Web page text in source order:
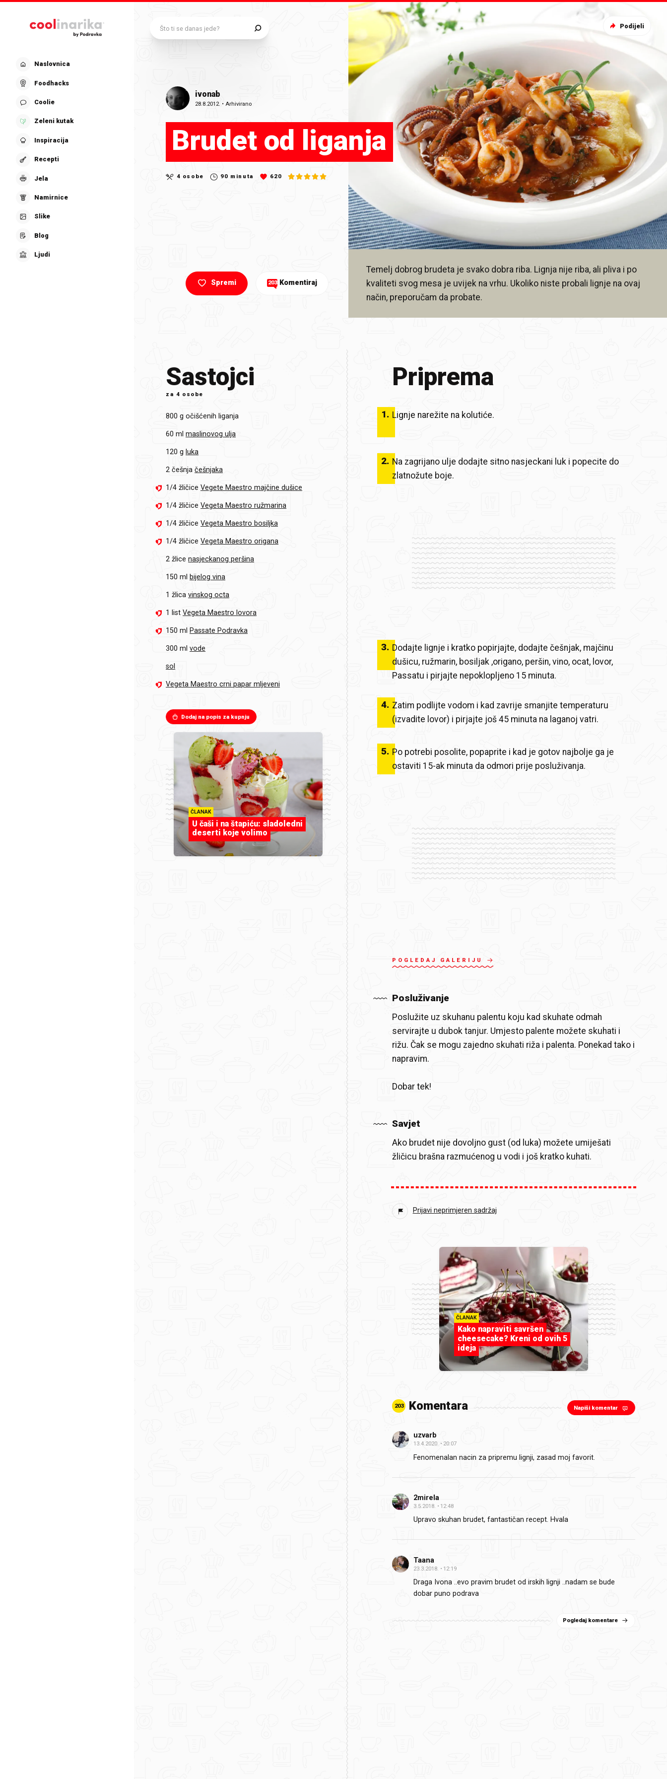
Naslovnica
Foodhacks
Coolie
Zeleni kutak
Inspiracija
Recepti
Jela
Namirnice
Slike
Blog
Ljudi
ivonab
28.8.2012. •Arhivirano
Brudet od liganja
4 osobe 90 minuta 620
Temelj dobrog brudeta je svako dobra riba. Lignja nije riba, ali pliva i po
kvaliteti svog mesa je uvijek na vrhu. Ukoliko niste probali lignje na ovaj
način, preporučam da probate.
Spremi 203 Komentiraj
Podijeli
Sastojci
za 4 osobe
800 g očišćenih liganja
60 ml maslinovog ulja
120 g luka
2 češnja češnjaka
1/4 žličice Vegete Maestro majčine dušice
1/4 žličice Vegeta Maestro ružmarina
1/4 žličice Vegeta Maestro bosiljka
1/4 žličice Vegeta Maestro origana
2 žlice nasjeckanog peršina
150 ml bijelog vina
1 žlica vinskog octa
1 list Vegeta Maestro lovora
150 ml Passate Podravka
300 ml vode
sol
Vegeta Maestro crni papar mljeveni
Dodaj na popis za kupnju
ČLANAK
U čaši i na štapiću: sladoledni
deserti koje volimo
Priprema
1. Lignje narežite na kolutiće.
2. Na zagrijano ulje dodajte sitno nasjeckani luk i popecite do
zlatnožute boje.
3. Dodajte lignje i kratko popirjajte, dodajte češnjak, majčinu
dušicu, ružmarin, bosiljak ,origano, peršin, vino, ocat, lovor,
Passatu i pirjajte nepoklopljeno 15 minuta.
4. Zatim podlijte vodom i kad zavrije smanjite temperaturu
(izvadite lovor) i pirjajte još 45 minuta na laganoj vatri.
5. Po potrebi posolite, popaprite i kad je gotov najbolje ga je
ostaviti 15-ak minuta da odmori prije posluživanja.
POGLEDAJ GALERIJU
Posluživanje
Poslužite uz skuhanu palentu koju kad skuhate odmah
servirajte u dubok tanjur. Umjesto palente možete skuhati i
rižu. Čak se mogu zajedno skuhati riža i palenta. Ponekad tako i
napravim.
Dobar tek!
Savjet
Ako brudet nije dovoljno gust (od luka) možete umiješati
žličicu brašna razmućenog u vodi i još kratko kuhati.
Prijavi neprimjeren sadržaj
ČLANAK
Kako napraviti savršen
cheesecake? Kreni od ovih 5
ideja
203 Komentara Napiši komentar
uzvarb
13.4.2020. 20:07
Fenomenalan nacin za pripremu lignji, zasad moj favorit.
2mirela
3.5.2018. 12:48
Upravo skuhan brudet, fantastičan recept. Hvala
Taana
23.3.2018. 12:19
Draga Ivona ..evo pravim brudet od irskih lignji ..nadam se bude
dobar puno podrava
Pogledaj komentare
Što ti se danas jede?